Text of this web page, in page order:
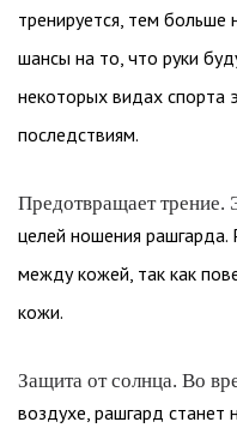
тренируется, тем больше
шансы на то, что руки
некоторых видах спорта
последствиям.
Предотвращает трение.
целей ношения рашгарда.
между кожей, так как
кожи.
Защита от солнца. Во
воздухе, рашгард